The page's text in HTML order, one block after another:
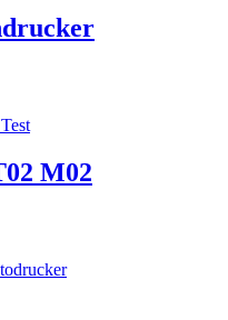
M02